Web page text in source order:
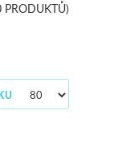
PRODUKTŮ)